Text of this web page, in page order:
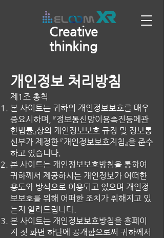
Creative
thinking
개인정보 처리방침
제1조 총칙
본 사이트는 귀하의 개인정보보호를 매우
중요시하며, 『정보통신망이용촉진등에관
한법률』상의 개인정보보호 규정 및 정보통
신부가 제정한 『개인정보보호지침』을 준수
하고 있습니다.
본 사이트는 개인정보보호방침을 통하여
귀하께서 제공하시는 개인정보가 어떠한
용도와 방식으로 이용되고 있으며 개인정
보보호를 위해 어떠한 조치가 취해지고 있
는지 알려드립니다.
본 사이트는 개인정보보호방침을 홈페이
지 첫 화면 하단에 공개함으로써 귀하께서